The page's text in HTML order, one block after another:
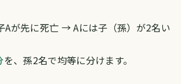
Aが先に死亡 → Aには子（孫）が2名い
を、孫2名で均等に分けます。